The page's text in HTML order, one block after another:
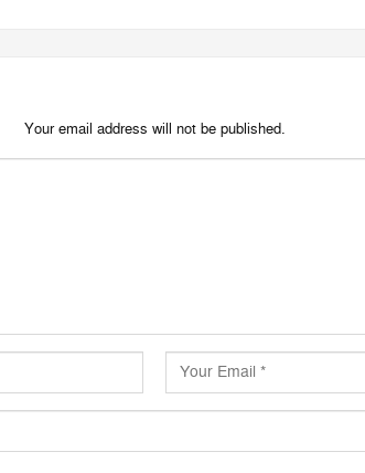
Your email address will not be published.